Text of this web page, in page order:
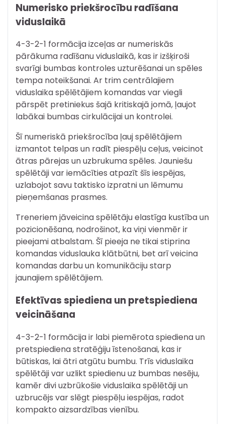
Numerisko priekšrocību radīšana
viduslaikā
4-3-2-1 formācija izceļas ar numeriskās
pārākuma radīšanu viduslaikā, kas ir izšķiroši
svarīgi bumbas kontroles uzturēšanai un spēles
tempa noteikšanai. Ar trim centrālajiem
viduslaika spēlētājiem komandas var viegli
pārspēt pretiniekus šajā kritiskajā jomā, ļaujot
labākai bumbas cirkulācijai un kontrolei.
Šī numeriskā priekšrocība ļauj spēlētājiem
izmantot telpas un radīt piespēļu ceļus, veicinot
ātras pārejas un uzbrukuma spēles. Jauniešu
spēlētāji var iemācīties atpazīt šīs iespējas,
uzlabojot savu taktisko izpratni un lēmumu
pieņemšanas prasmes.
Treneriem jāveicina spēlētāju elastīga kustība un
pozicionēšana, nodrošinot, ka viņi vienmēr ir
pieejami atbalstam. Šī pieeja ne tikai stiprina
komandas viduslauka klātbūtni, bet arī veicina
komandas darbu un komunikāciju starp
jaunajiem spēlētājiem.
Efektīvas spiediena un pretspiediena
veicināšana
4-3-2-1 formācija ir labi piemērota spiediena un
pretspiediena stratēģiju īstenošanai, kas ir
būtiskas, lai ātri atgūtu bumbu. Trīs viduslaika
spēlētāji var uzlikt spiedienu uz bumbas nesēju,
kamēr divi uzbrūkošie viduslaika spēlētāji un
uzbrucējs var slēgt piespēļu iespējas, radot
kompakto aizsardzības vienību.